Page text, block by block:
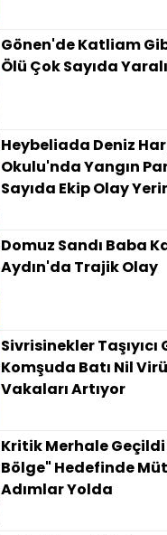
Gönen'de Katliam
Ölü Çok Sayıda
Heybeliada Deniz
Okulu'nda Yangın
Sayıda Ekip Olay
Domuz Sandı Baba
Aydın'da Trajik Olay
Sivrisinekler
Komşuda Batı Nil
Vakaları Artıyor
Kritik Merhale
Bölge" Hedefinde
Adımlar Yolda